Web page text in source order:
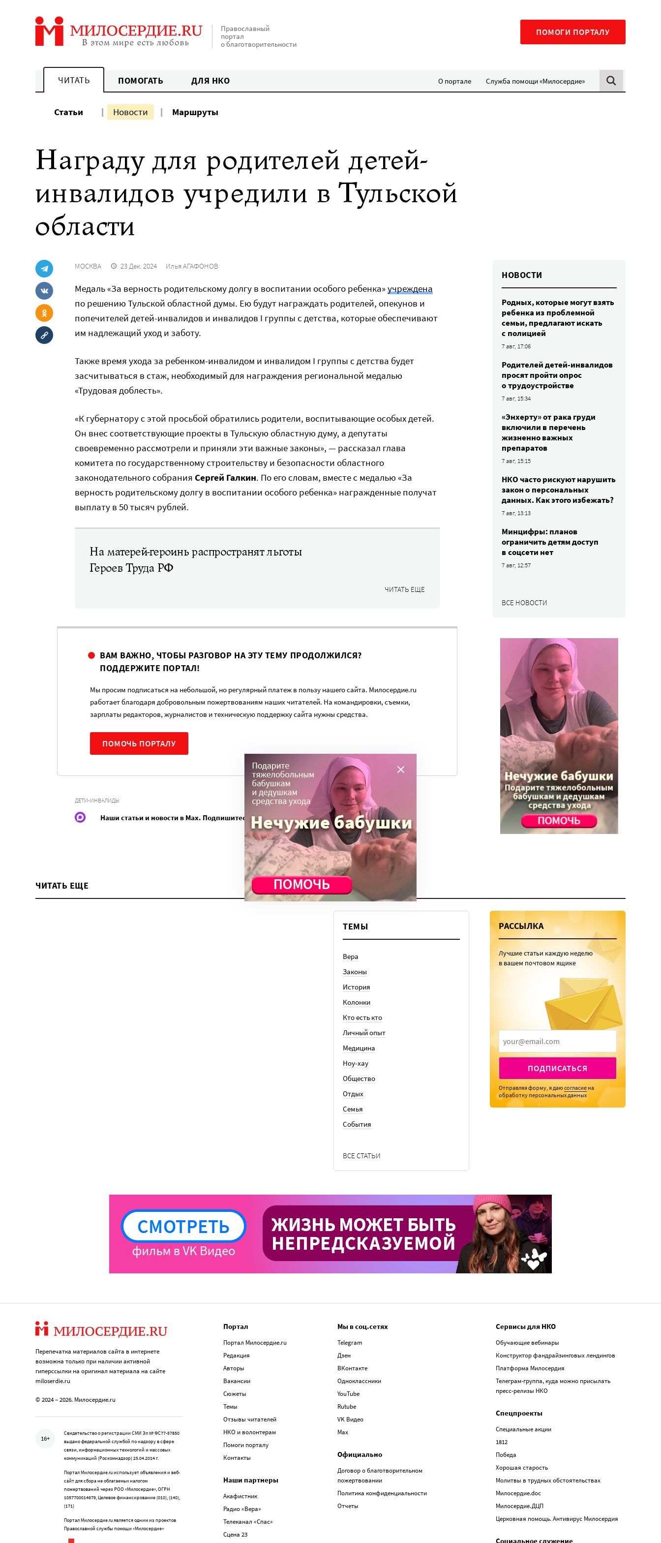
Православный
портал
о благотворительности
ПОМОГИ ПОРТАЛУ
ЧИТАТЬ ПОМОГАТЬ ДЛЯ НКО О портале Служба помощи «Милосердие»
Статьи Новости Маршруты
Награду для родителей детей-
инвалидов учредили в Тульской
области
МОСКВА 23 Дек. 2024 Илья АГАФОНОВ
Медаль «За верность родительскому долгу в воспитании особого ребенка»учреждена
по решению Тульской областной думы. Ею будут награждать родителей, опекунов и
попечителей детей-инвалидов и инвалидов I группы с детства, которые обеспечивают
им надлежащий уход и заботу.
Также время ухода за ребенком-инвалидом и инвалидом I группы с детства будет
засчитываться в стаж, необходимый для награждения региональной медалью
«Трудовая доблесть».
«К губернатору с этой просьбой обратились родители, воспитывающие особых детей.
Он внес соответствующие проекты в Тульскую областную думу, а депутаты
своевременно рассмотрели и приняли эти важные законы», — рассказал глава
комитета по государственному строительству и безопасности областного
законодательного собрания Сергей Галкин. По его словам, вместе с медалью «За
верность родительскому долгу в воспитании особого ребенка» награжденные получат
выплату в 50 тысяч рублей.
На матерей-героинь распространят льготы
Героев Труда РФ
ЧИТАТЬ ЕЩЕ
ВАМ ВАЖНО, ЧТОБЫ РАЗГОВОР НА ЭТУ ТЕМУ ПРОДОЛЖИЛСЯ?
ПОДДЕРЖИТЕ ПОРТАЛ!
Мы просим подписаться на небольшой, но регулярный платеж в пользу нашего сайта. Милосердие.ru
работает благодаря добровольным пожертвованиям наших читателей. На командировки, съемки,
зарплаты редакторов, журналистов и техническую поддержку сайта нужны средства.
ПОМОЧЬ ПОРТАЛУ
ДЕТИ-ИНВАЛИДЫ
Наши статьи и новости в Max. Подпишитесь
НОВОСТИ
Родных, которые могут взять
ребенка из проблемной
семьи, предлагают искать
с полицией
7 авг, 17:06
Родителей детей-инвалидов
просят пройти опрос
о трудоустройстве
7 авг, 15:34
«Энхерту» от рака груди
включили в перечень
жизненно важных
препаратов
7 авг, 15:15
НКО часто рискуют нарушить
закон о персональных
данных. Как этого избежать?
7 авг, 13:13
Минцифры: планов
ограничить детям доступ
в соцсети нет
7 авг, 12:57
ВСЕ НОВОСТИ
ЧИТАТЬ ЕЩЕ
ТЕМЫ
Вера
Законы
История
Колонки
Кто есть кто
Личный опыт
Медицина
Ноу-хау
Общество
Отдых
Семья
События
ВСЕ СТАТЬИ
РАССЫЛКА
Лучшие статьи каждую неделю
в вашем почтовом ящике
ПОДПИСАТЬСЯ
Отправляя форму, я даюсогласие на
обработку персональных данных
Перепечатка материалов сайта в интернете
возможна только при наличии активной
гиперссылки на оригинал материала на сайте
miloserdie.ru
© 2024 – 2026. Милосердие.ru
16+
Свидетельство о регистрации СМИ Эл № ФС77-57850
выдано федеральной службой по надзору в сфере
связи, информационных технологий и массовых
коммуникаций (Роскомнадзор) 25.04.2014 г.
Портал Милосердие.ru использует объявления и веб-
сайт для сбора не облагаемых налогом
пожертвований через РОО «Милосердие», ОГРН
1057700014679, Целевое финансирование (010), (140),
(171)
Портал Милосердие.ru является одним из проектов
Православной службы помощи «Милосердие»
Портал
Портал Милосердие.ru
Редакция
Авторы
Вакансии
Сюжеты
Темы
Отзывы читателей
НКО и волонтерам
Помоги порталу
Контакты
Наши партнеры
Акафистник
Радио «Вера»
Телеканал «Спас»
Сцена 23
Мы в соц.сетях
Telegram
Дзен
ВКонтакте
Одноклассники
YouTube
Rutube
VK Видео
Max
Официально
Договор о благотворительном
пожертвовании
Политика конфиденциальности
Отчеты
Сервисы для НКО
Обучающие вебинары
Конструктор фандрайзинговых лендингов
Платформа Милосердия
Телеграм-группа, куда можно присылать
пресс-релизы НКО
Спецпроекты
Специальные акции
1812
Победа
Хорошая старость
Молитвы в трудных обстоятельствах
Милосердие.doc
Милосердие.ДЦП
Церковная помощь. Антивирус Милосердия
Социальное служение